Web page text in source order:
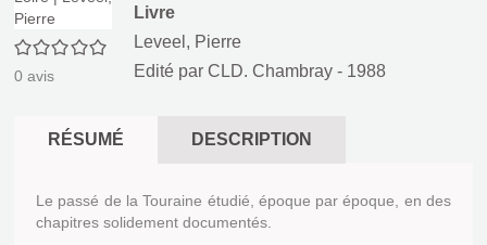
0/5
0 avis
Livre
Leveel, Pierre
Edité par CLD. Chambray - 1988
RÉSUMÉ DESCRIPTION
Le passé de la Touraine étudié, époque par époque, en des
chapitres solidement documentés.